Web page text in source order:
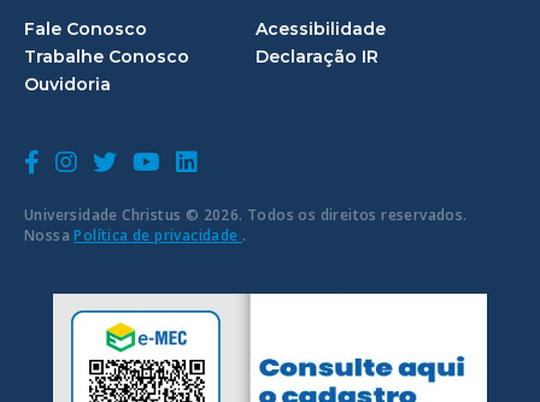
Universidade Christus © 2026. Todos os direitos reservados.
NossaPolítica de privacidade .
Fale Conosco
Trabalhe Conosco
Ouvidoria
Acessibilidade
Declaração IR